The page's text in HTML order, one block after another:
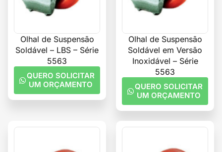
Olhal de Suspensão
Soldável – LBS – Série
5563
QUERO SOLICITAR
UM ORÇAMENTO
Olhal de Suspensão
Soldável em Versão
Inoxidável – Série
5563
QUERO SOLICITAR
UM ORÇAMENTO